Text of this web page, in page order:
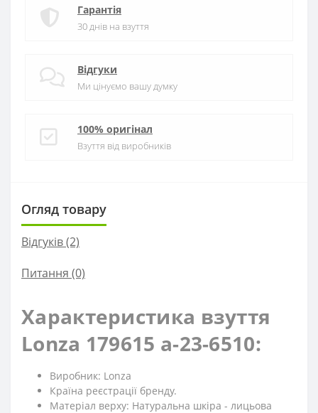
Гарантія
30 днів на взуття
Відгуки
Ми цінуємо вашу думку
100% оригінал
Взуття від виробників
Огляд товару
Відгуків (2)
Питання (0)
Характеристика взуття
Lonza 179615 a-23-6510:
Виробник: Lonza
Країна реєстрації бренду.
Матеріал верху: Натуральна шкіра - лицьова